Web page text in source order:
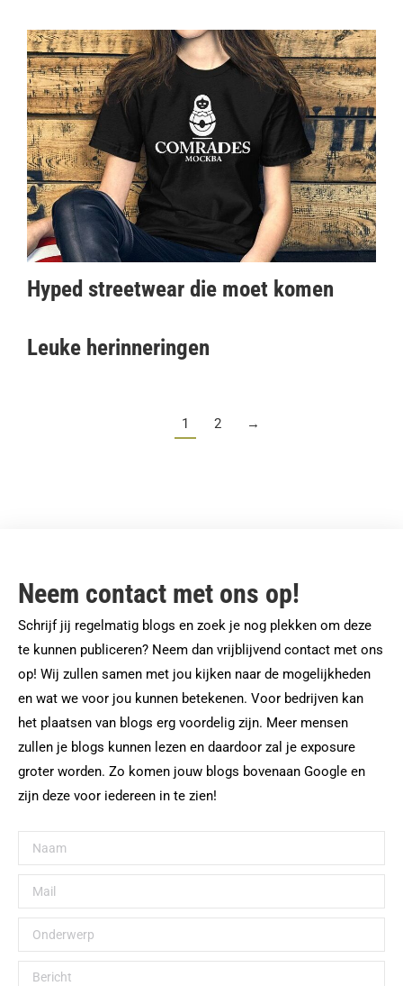
Hyped streetwear die moet komen
Leuke herinneringen
1 2 →
Neem contact met ons op!
Schrijf jij regelmatig blogs en zoek je nog plekken om deze
te kunnen publiceren? Neem dan vrijblijvend contact met ons
op! Wij zullen samen met jou kijken naar de mogelijkheden
en wat we voor jou kunnen betekenen. Voor bedrijven kan
het plaatsen van blogs erg voordelig zijn. Meer mensen
zullen je blogs kunnen lezen en daardoor zal je exposure
groter worden. Zo komen jouw blogs bovenaan Google en
zijn deze voor iedereen in te zien!